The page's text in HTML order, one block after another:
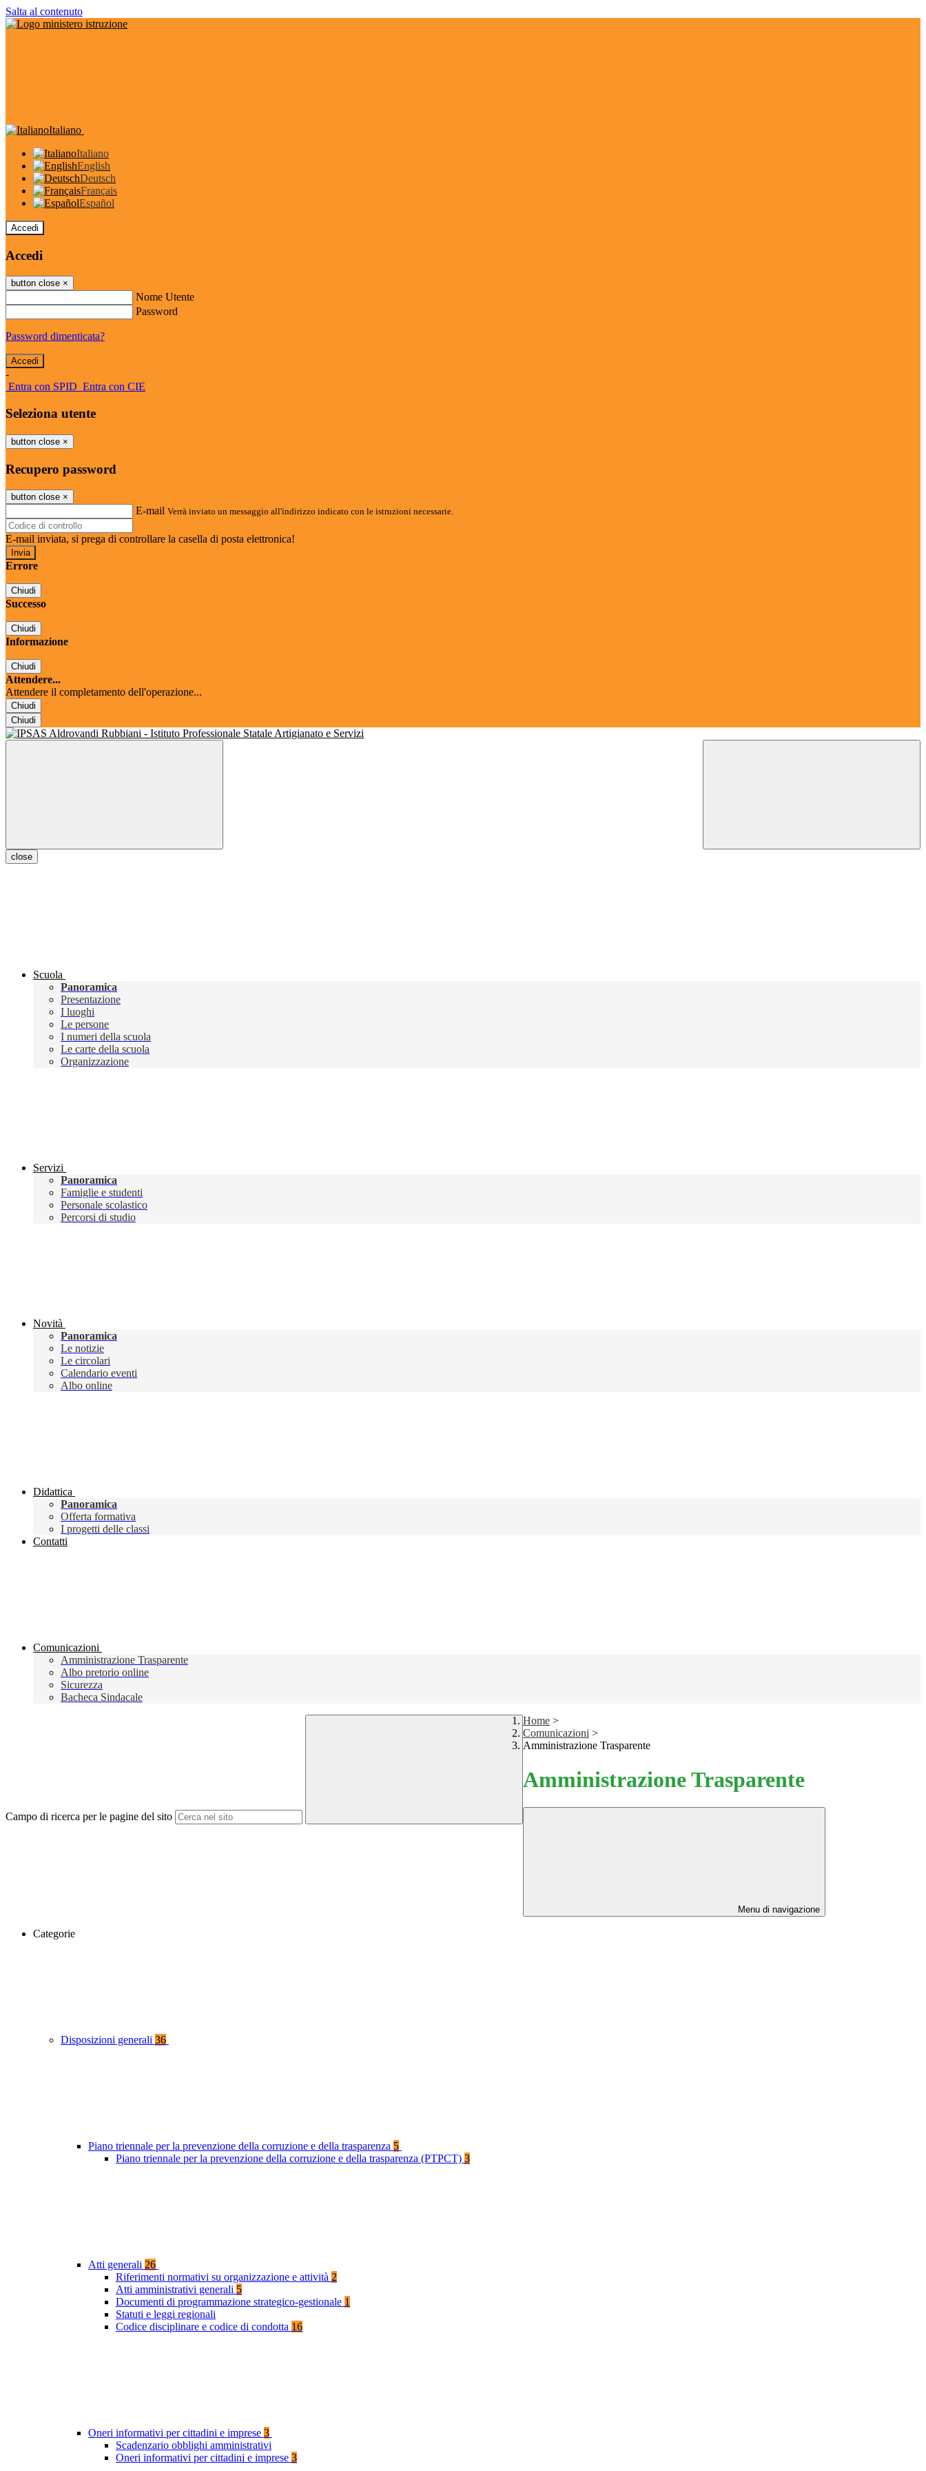
Salta al contenuto
Italiano
Italiano
English
Deutsch
Français
Español
Accedi
Accedi
button close ×
Nome Utente
Password
Password dimenticata?
-
Entra con SPID Entra con CIE
Seleziona utente
button close ×
Recupero password
button close ×
E-mail Verrà inviato un messaggio all'indirizzo indicato con le istruzioni necessarie.
E-mail inviata, si prega di controllare la casella di posta elettronica!
Errore
Chiudi
Successo
Chiudi
Informazione
Chiudi
Attendere...
Attendere il completamento dell'operazione...
Chiudi
Chiudi
close
Scuola
Panoramica
Presentazione
I luoghi
Le persone
I numeri della scuola
Le carte della scuola
Organizzazione
Servizi
Panoramica
Famiglie e studenti
Personale scolastico
Percorsi di studio
Novità
Panoramica
Le notizie
Le circolari
Calendario eventi
Albo online
Didattica
Panoramica
Offerta formativa
I progetti delle classi
Contatti
Comunicazioni
Amministrazione Trasparente
Albo pretorio online
Sicurezza
Bacheca Sindacale
Campo di ricerca per le pagine del sito
Home >
Comunicazioni >
Amministrazione Trasparente
Amministrazione Trasparente
Menu di navigazione
Categorie
Disposizioni generali 36
Piano triennale per la prevenzione della corruzione e della trasparenza 5
Piano triennale per la prevenzione della corruzione e della trasparenza (PTPCT) 3
Atti generali 26
Riferimenti normativi su organizzazione e attività 2
Atti amministrativi generali 5
Documenti di programmazione strategico-gestionale 1
Statuti e leggi regionali
Codice disciplinare e codice di condotta 16
Oneri informativi per cittadini e imprese 3
Scadenzario obblighi amministrativi
Oneri informativi per cittadini e imprese 3